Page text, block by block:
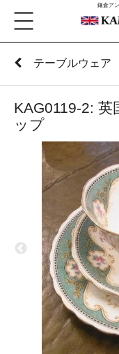
鎌倉ア
テーブルウェア
KAG0119-2:
ップ